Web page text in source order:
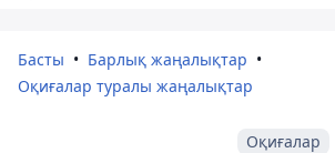
Басты
Барлық жаңалықтар
Оқиғалар туралы жаңалықтар
Оқиғалар